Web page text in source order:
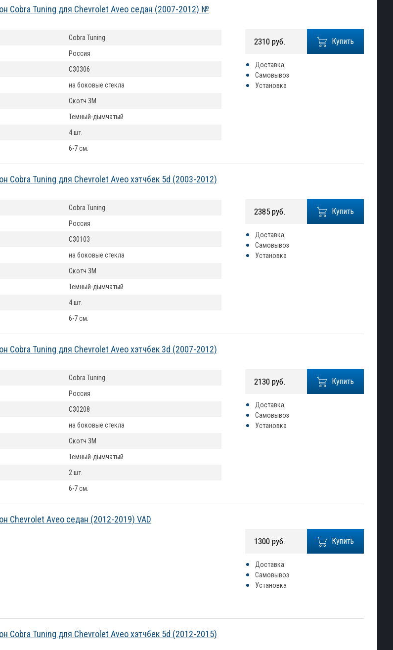
Cobra Tuning для Chevrolet Aveo седан (2007-2012) №
Купить
2310 руб.
Доставка
Самовывоз
Установка
Cobra Tuning
Россия
C30306
на боковые стекла
Скотч 3М
Темный-дымчатый
4 шт.
6-7 см.
Cobra Tuning для Chevrolet Aveo хэтчбек 5d (2003-2012)
Купить
2385 руб.
Доставка
Самовывоз
Установка
Cobra Tuning
Россия
C30103
на боковые стекла
Скотч 3М
Темный-дымчатый
4 шт.
6-7 см.
Cobra Tuning для Chevrolet Aveo хэтчбек 3d (2007-2012)
Купить
2130 руб.
Доставка
Самовывоз
Установка
Cobra Tuning
Россия
C30208
на боковые стекла
Скотч 3М
Темный-дымчатый
2 шт.
6-7 см.
Chevrolet Aveo седан (2012-2019) VAD
Купить
1300 руб.
Доставка
Самовывоз
Установка
Cobra Tuning для Chevrolet Aveo хэтчбек 5d (2012-2015)